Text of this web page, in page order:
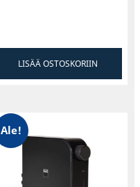
LISÄÄ OSTOSKORIIN
Ale!